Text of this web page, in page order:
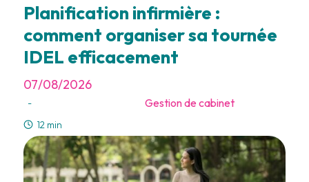
Planification infirmière :
comment organiser sa tournée
IDEL efficacement
07/08/2026
- Gestion de cabinet
12 min